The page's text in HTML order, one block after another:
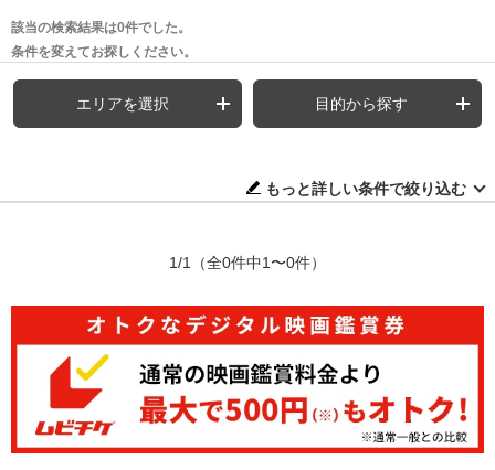
該当の検索結果は0件でした。
条件を変えてお探しください。
エリアを選択 目的から探す
もっと詳しい条件で絞り込む
1/1 （全0件中1〜0件）